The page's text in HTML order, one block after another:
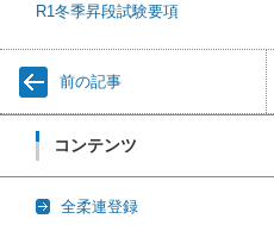
R1冬季昇段試験要項
前の記事
コンテンツ
全柔連登録